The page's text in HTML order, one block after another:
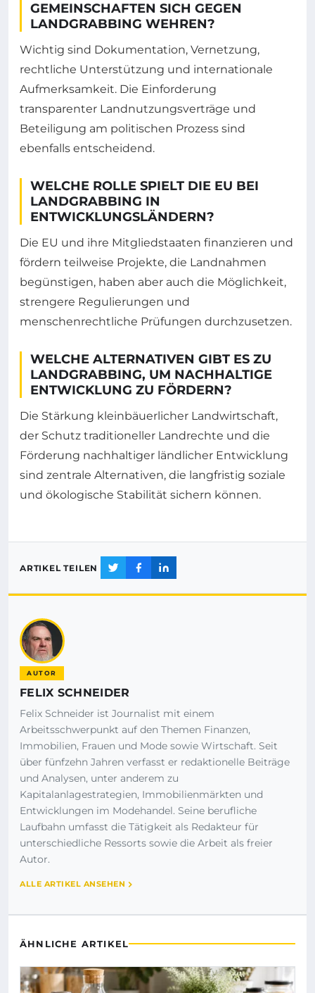
GEMEINSCHAFTEN SICH GEGEN
LANDGRABBING WEHREN?
Wichtig sind Dokumentation, Vernetzung,
rechtliche Unterstützung und internationale
Aufmerksamkeit. Die Einforderung
transparenter Landnutzungsverträge und
Beteiligung am politischen Prozess sind
ebenfalls entscheidend.
WELCHE ROLLE SPIELT DIE EU BEI
LANDGRABBING IN
ENTWICKLUNGSLÄNDERN?
Die EU und ihre Mitgliedstaaten finanzieren und
fördern teilweise Projekte, die Landnahmen
begünstigen, haben aber auch die Möglichkeit,
strengere Regulierungen und
menschenrechtliche Prüfungen durchzusetzen.
WELCHE ALTERNATIVEN GIBT ES ZU
LANDGRABBING, UM NACHHALTIGE
ENTWICKLUNG ZU FÖRDERN?
Die Stärkung kleinbäuerlicher Landwirtschaft,
der Schutz traditioneller Landrechte und die
Förderung nachhaltiger ländlicher Entwicklung
sind zentrale Alternativen, die langfristig soziale
und ökologische Stabilität sichern können.
ARTIKEL TEILEN
AUTOR
FELIX SCHNEIDER
Felix Schneider ist Journalist mit einem
Arbeitsschwerpunkt auf den Themen Finanzen,
Immobilien, Frauen und Mode sowie Wirtschaft. Seit
über fünfzehn Jahren verfasst er redaktionelle Beiträge
und Analysen, unter anderem zu
Kapitalanlagestrategien, Immobilienmärkten und
Entwicklungen im Modehandel. Seine berufliche
Laufbahn umfasst die Tätigkeit als Redakteur für
unterschiedliche Ressorts sowie die Arbeit als freier
Autor.
ALLE ARTIKEL ANSEHEN
ÄHNLICHE ARTIKEL